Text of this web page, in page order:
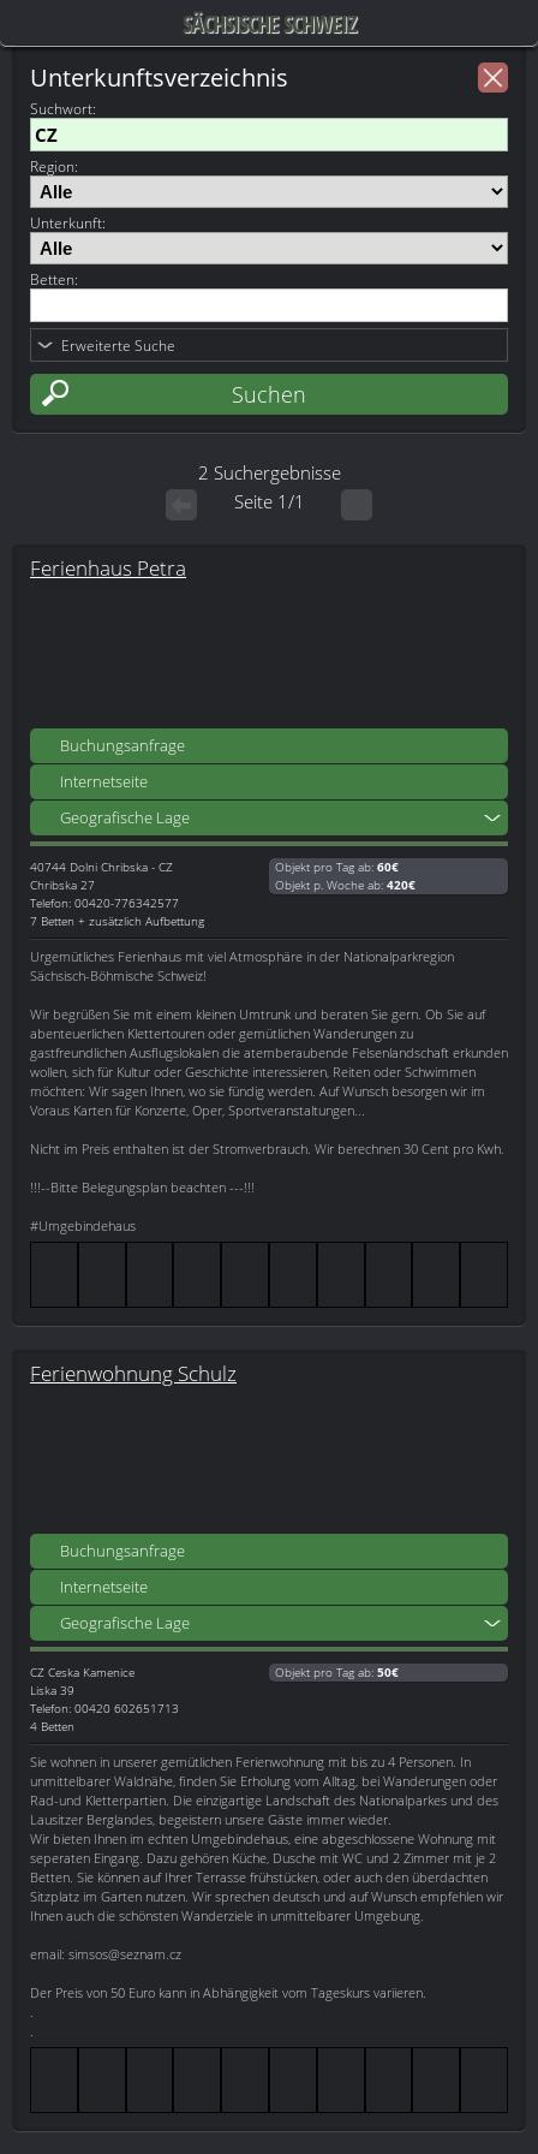
SÄCHSISCHE SCHWEIZ
Unterkunftsverzeichnis
Suchwort:
Region:
Unterkunft:
Betten:
Erweiterte Suche
2 Suchergebnisse
Seite 1/1
Ferienhaus Petra
Buchungsanfrage
Internetseite
Geografische Lage
40744 Dolni Chribska - CZ
Chribska 27
Telefon: 00420-776342577
7 Betten + zusätzlich Aufbettung
Objekt pro Tag ab: 60€
Objekt p. Woche ab: 420€
Urgemütliches Ferienhaus mit viel Atmosphäre in der Nationalparkregion
Sächsisch-Böhmische Schweiz!
Wir begrüßen Sie mit einem kleinen Umtrunk und beraten Sie gern. Ob Sie auf
abenteuerlichen Klettertouren oder gemütlichen Wanderungen zu
gastfreundlichen Ausflugslokalen die atemberaubende Felsenlandschaft erkunden
wollen, sich für Kultur oder Geschichte interessieren, Reiten oder Schwimmen
möchten: Wir sagen Ihnen, wo sie fündig werden. Auf Wunsch besorgen wir im
Voraus Karten für Konzerte, Oper, Sportveranstaltungen...
Nicht im Preis enthalten ist der Stromverbrauch. Wir berechnen 30 Cent pro Kwh.
!!!--Bitte Belegungsplan beachten ---!!!
#Umgebindehaus
Ferienwohnung Schulz
Buchungsanfrage
Internetseite
Geografische Lage
CZ Ceska Kamenice
Liska 39
Telefon: 00420 602651713
4 Betten
Objekt pro Tag ab: 50€
Sie wohnen in unserer gemütlichen Ferienwohnung mit bis zu 4 Personen. In
unmittelbarer Waldnähe, finden Sie Erholung vom Alltag, bei Wanderungen oder
Rad-und Kletterpartien. Die einzigartige Landschaft des Nationalparkes und des
Lausitzer Berglandes, begeistern unsere Gäste immer wieder.
Wir bieten Ihnen im echten Umgebindehaus, eine abgeschlossene Wohnung mit
seperaten Eingang. Dazu gehören Küche, Dusche mit WC und 2 Zimmer mit je 2
Betten. Sie können auf Ihrer Terrasse frühstücken, oder auch den überdachten
Sitzplatz im Garten nutzen. Wir sprechen deutsch und auf Wunsch empfehlen wir
Ihnen auch die schönsten Wanderziele in unmittelbarer Umgebung.
email: simsos@seznam.cz
Der Preis von 50 Euro kann in Abhängigkeit vom Tageskurs variieren.